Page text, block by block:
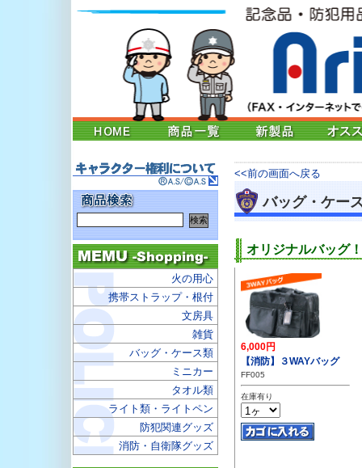
<<前の画面へ戻る
バッグ・ケー
オリジナルバッグ！
6,000円
【消防】３WAYバッグ
FF005
在庫有り
火の用心
携帯ストラップ・根付
文房具
雑貨
バッグ・ケース類
ミニカー
タオル類
ライト類・ライトペン
防犯関連グッズ
消防・自衛隊グッズ